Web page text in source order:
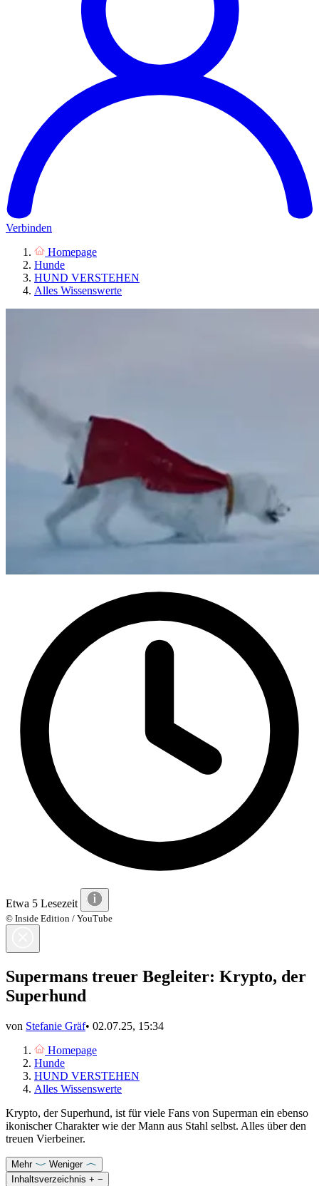
Verbinden
Homepage
Hunde
HUND VERSTEHEN
Alles Wissenswerte
Etwa 5 Lesezeit
© Inside Edition / YouTube
Supermans treuer Begleiter: Krypto, der
Superhund
von Stefanie Gräf• 02.07.25, 15:34
Homepage
Hunde
HUND VERSTEHEN
Alles Wissenswerte
Krypto, der Superhund, ist für viele Fans von Superman ein ebenso
ikonischer Charakter wie der Mann aus Stahl selbst. Alles über den
treuen Vierbeiner.
Mehr
Weniger
Inhaltsverzeichnis + −